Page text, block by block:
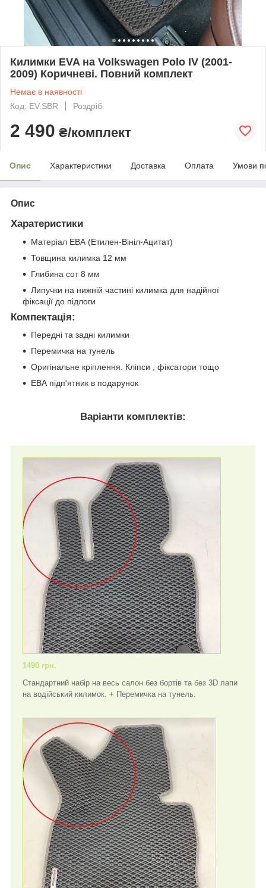
Килимки EVA на Volkswagen Polo IV (2001-
2009) Коричневі. Повний комплект
Немає в наявності
Код: EV.SBR
Роздріб
2 490 ₴/комплект
Опис Характеристики Доставка Оплата Умови
Опис
Харатеристики
Матеріал ЕВА (Етилен-Вініл-Ацитат)
Товщина килимка 12 мм
Глибина сот 8 мм
Липучки на нижній частині килимка для надійної
фіксації до підлоги
Компектація:
Передні та задні килимки
Перемичка на тунель
Оригінальне кріплення. Кліпси , фіксатори тощо
ЕВА підп'ятник в подарунок
Варіанти комплектів:
1490 грн.
Стандартний набір на весь салон без бортів та без 3D лапи
на водійський килимок. + Перемичка на тунель.